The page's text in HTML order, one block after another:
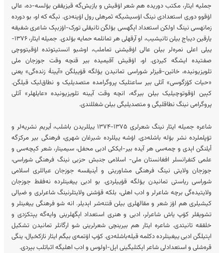
جملیه ایثار، مکتب دوریده هم شعر اۉقیش و یازیش‌‎گه قیزیققن بۉلسه-ده، عالی
اۉقوو دوری استعدادی نینگ اۉسیشیگه ثمره‎لی رول اۉینەدی. نېگه که او، بو دورده
زمانه‎سی نینگ اولکن استعداد اېگه‎سی بۉلگن تانیقلی تورک-اۉزبېک شاعری شفیقه
یارقین دیباج بیلن تانیشیب، او آرقه‎لی هر تمانلمه حمایه بۉلدی. جمیله ایثار، ۱۳۷۶-
ییلی اعلی نمره‌‎لر بیلن عالی اۉقیشنی تماملب، اوشبو انستیتوت‎ده اۉقیتووچی
صفتیده ایشگه کیردی. او، اۉقیش آقیمیده بیر قنچه وقت جوزجان ملی
تلویزیونیده، خاتین-قیزلر شوراسی تمانیدن یۉلگه قۉییلگن «آیینهٔ زنده‌گی» یعنی
«حیات کۉزگوسی» آتلی بیر ساعتلیک پروگرامده متصدیلیک و نطاق‌لیک قیلگن.
کېین اۉقوتوچیلیک بیلن بیر‎گه، انچه وقت آیینه تلویزیونی‎ده «عایله‎لر» آتلی
پروگرامی نینگ نطاقلیگی و متصدیلیگی بیلن شغللندی.
شاعره جمیله ایثار نینگ شعرلری ۱۳۷۵-۱۳۷۴ ییللریدن باشلب، أیریم نشریه‌لر و
تۉپلملرده نشر بۉلە باشلەدی. اۉشە ییللردە شبرغان شهری، فرهنگی بیر مرکز‌‎گه
أیلنگن اېدی و چمه‌سی هر آی‎ده بیر-ایککی ادبی محفل، سیمینار، شعر کېچه‌سی و
علمی کنفرانسلر افغانستان ملی- اسلامی جنبش حزبی نینگ فرهنگی شوراسی،
جوزجان ولایتی نینگ فرهنگی مشاوریتی و أینیقسه جوزجان عیاللری اسلامی
شوراسی ریاستی تمانیدن یۉلگه قۉییلردی. بو ادبی ییغینلر‎ده نه‌فقط جوزجان
ولایتی‎ده‌گی برچه شاعر‎لر و ادب اهلی، بلکه قۉشنی ولایتلرنینگ شاعرلری و ضیالی‌
کیشیلری هم اۉز شعر و مقاله‎لری بیلن قتنه‌شر اېدیلر. انە شو فرهنگی ییغینلر و
تشویقلر کۉپ یاش شاعرلر، ادبی و هنری استعداد اېگه‎لرینی وایه‌‎گه یېتکزدی و
خلققه تانیتدی. شاعره ایثار هم بیرینچی شعرلرینی شو ارگانلر تمانیدن تشکیل
اېتیلگن ادبی ییغینلر‎ده دکلمه قیله‌باشله‌دی. کۉپ اۉتمه‌ی بیگم ایثار نازکخیال، ینگی
قره‌شلی و استعدادلی شاعر اېکنلیگینی اېل-اولوس و ادب اهلی‎گه اثباتلب بېردی.